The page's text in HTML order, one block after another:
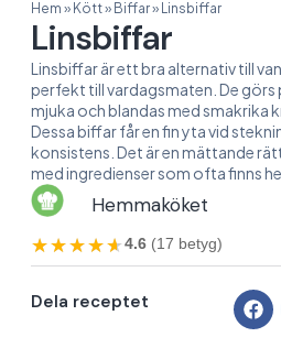
Hem » Kött» Biffar» Linsbiffar
Linsbiffar
Linsbiffar är ett bra alternativ till
perfekt till vardagsmaten. De görs
mjuka och blandas med smakrika
Dessa biffar får en fin yta vid
konsistens. Det är en mättande
med ingredienser som ofta finns
Hemmaköket
★★★★★
★★★★★4.6 (17 betyg)
Dela receptet